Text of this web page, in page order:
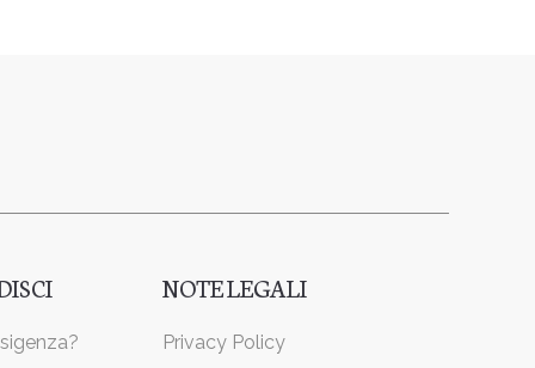
NOTE LEGALI
Privacy Policy